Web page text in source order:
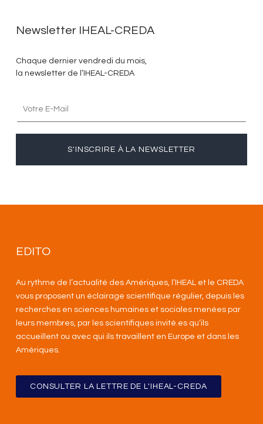
Newsletter IHEAL-CREDA
Chaque dernier vendredi du mois,
la newsletter de l’IHEAL-CREDA
S'INSCRIRE À LA NEWSLETTER
EDITO
Au rythme de l’actualité des Amériques, l’IHEAL et le CREDA
vous proposent un éclairage scientifique régulier, depuis les
recherches en sciences humaines et sociales menées par
leurs membres, par les scientifiques invité.es qu’ils
accueillent ou avec qui ils travaillent en Europe et dans les
Amériques.
CONSULTER LA LETTRE DE L'IHEAL-CREDA